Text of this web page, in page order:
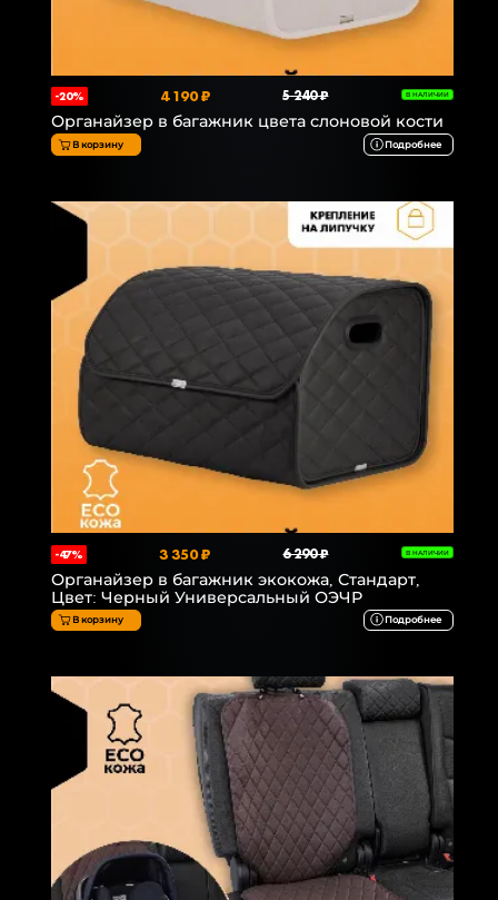
-20% 4 190 ₽ 5 240 ₽ В НАЛИЧИИ
Органайзер в багажник цвета слоновой кости
В корзину Подробнее
-47% 3 350 ₽ 6 290 ₽ В НАЛИЧИИ
Органайзер в багажник экокожа, Стандарт,
Цвет: Черный Универсальный ОЭЧР
В корзину Подробнее